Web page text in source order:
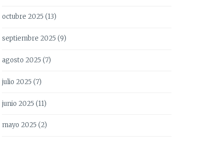
octubre 2025 (13)
septiembre 2025 (9)
agosto 2025 (7)
julio 2025 (7)
junio 2025 (11)
mayo 2025 (2)